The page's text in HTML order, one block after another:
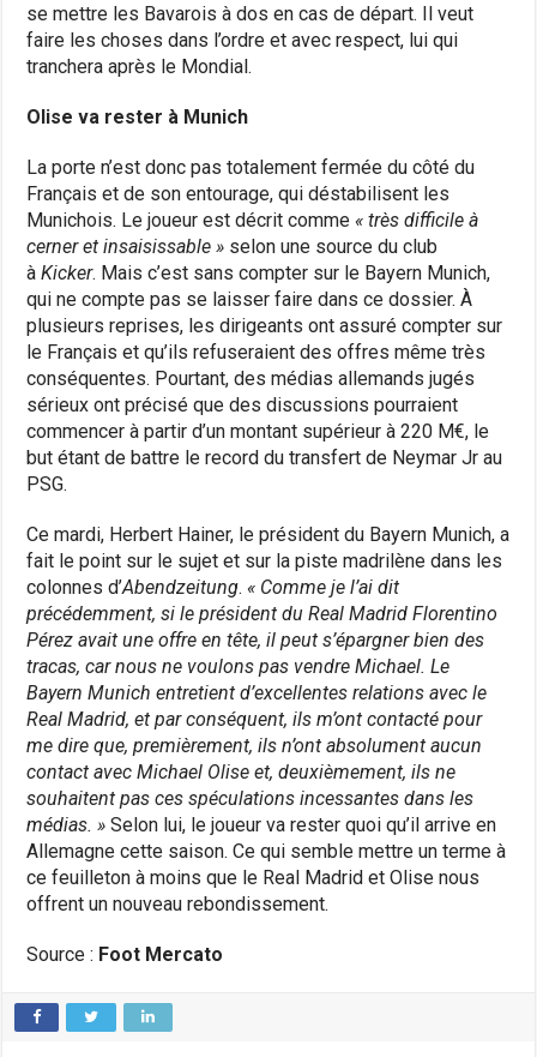
se mettre les Bavarois à dos en cas de départ. Il veut
faire les choses dans l’ordre et avec respect, lui qui
tranchera après le Mondial.
Olise va rester à Munich
La porte n’est donc pas totalement fermée du côté du
Français et de son entourage, qui déstabilisent les
Munichois. Le joueur est décrit comme « très difficile à
cerner et insaisissable » selon une source du club
àKicker. Mais c’est sans compter sur le Bayern Munich,
qui ne compte pas se laisser faire dans ce dossier. À
plusieurs reprises, les dirigeants ont assuré compter sur
le Français et qu’ils refuseraient des offres même très
conséquentes. Pourtant, des médias allemands jugés
sérieux ont précisé que des discussions pourraient
commencer à partir d’un montant supérieur à 220 M€, le
but étant de battre le record du transfert de Neymar Jr au
PSG.
Ce mardi, Herbert Hainer, le président du Bayern Munich, a
fait le point sur le sujet et sur la piste madrilène dans les
colonnes d’Abendzeitung. « Comme je l’ai dit
précédemment, si le président du Real Madrid Florentino
Pérez avait une offre en tête, il peut s’épargner bien des
tracas, car nous ne voulons pas vendre Michael. Le
Bayern Munich entretient d’excellentes relations avec le
Real Madrid, et par conséquent, ils m’ont contacté pour
me dire que, premièrement, ils n’ont absolument aucun
contact avec Michael Olise et, deuxièmement, ils ne
souhaitent pas ces spéculations incessantes dans les
médias. » Selon lui, le joueur va rester quoi qu’il arrive en
Allemagne cette saison. Ce qui semble mettre un terme à
ce feuilleton à moins que le Real Madrid et Olise nous
offrent un nouveau rebondissement.
Source : Foot Mercato